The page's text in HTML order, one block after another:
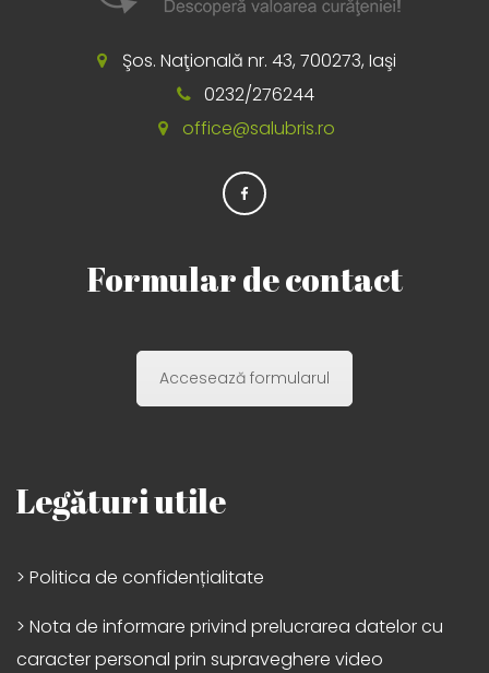
Şos. Naţională nr. 43, 700273, Iaşi
0232/276244
office@salubris.ro
Formular de contact
Accesează formularul
Legături utile
> Politica de confidențialitate
> Nota de informare privind prelucrarea datelor cu
caracter personal prin supraveghere video